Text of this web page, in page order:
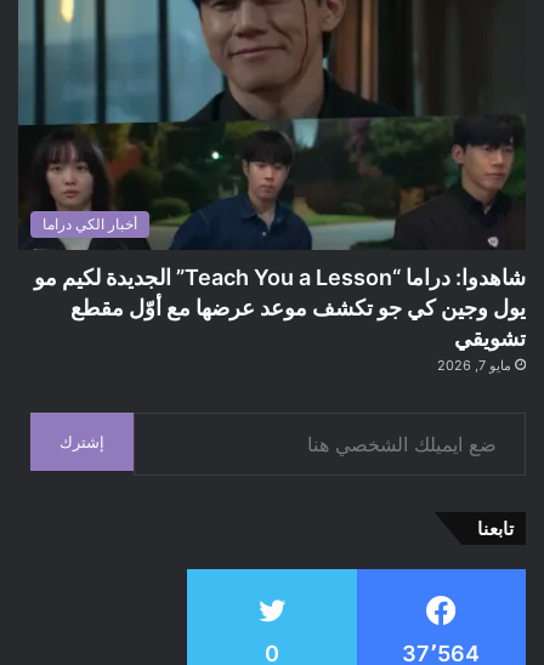
أخبار الكي دراما
شاهدوا: دراما “Teach You a Lesson” الجديدة لكيم مو
يول وجين كي جو تكشف موعد عرضها مع أوّل مقطع
تشويقي
مايو 7, 2026
إشترك
تابعنا
37٬564 0